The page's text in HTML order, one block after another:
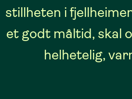
stillheten i
et godt måltid, skal
helhetelig,